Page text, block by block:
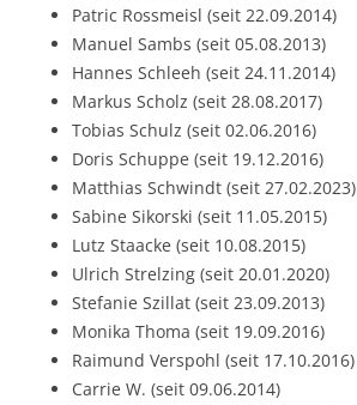
Patric Rossmeisl (seit 22.09.2014)
Manuel Sambs (seit 05.08.2013)
Hannes Schleeh (seit 24.11.2014)
Markus Scholz (seit 28.08.2017)
Tobias Schulz (seit 02.06.2016)
Doris Schuppe (seit 19.12.2016)
Matthias Schwindt (seit 27.02.2023)
Sabine Sikorski (seit 11.05.2015)
Lutz Staacke (seit 10.08.2015)
Ulrich Strelzing (seit 20.01.2020)
Stefanie Szillat (seit 23.09.2013)
Monika Thoma (seit 19.09.2016)
Raimund Verspohl (seit 17.10.2016)
Carrie W. (seit 09.06.2014)